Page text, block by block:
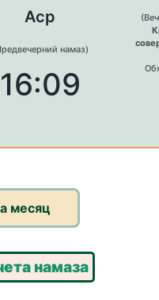
Аср
намаз)
16:09
месяц
намаза